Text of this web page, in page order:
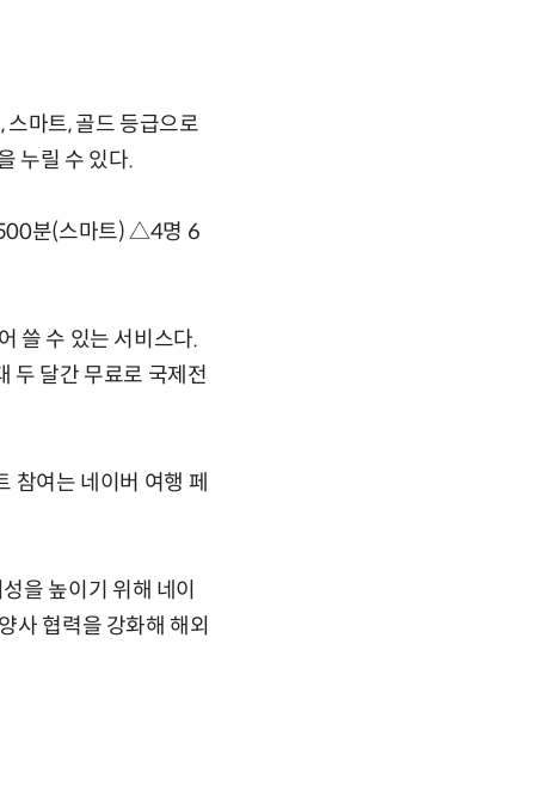
마트, 골드 등급으로
누릴 수 있다.
분(스마트) △4명 6
쓸 수 있는 서비스다.
두 달간 무료로 국제전
여는 네이버 여행 페
을 높이기 위해 네이
사 협력을 강화해 해외